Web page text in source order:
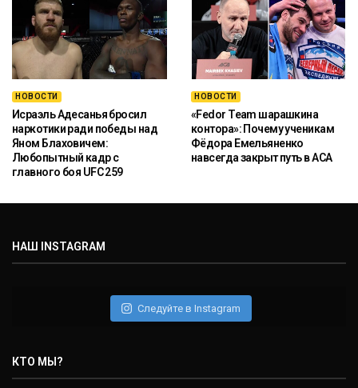
НОВОСТИ
Исраэль Адесанья бросил
наркотики ради победы над
Яном Блаховичем:
Любопытный кадр с
главного боя UFC 259
НОВОСТИ
«Fedor Team шарашкина
контора»: Почему ученикам
Фёдора Емельяненко
навсегда закрыт путь в ACA
НАШ INSTAGRAM
Следуйте в Instagram
КТО МЫ?